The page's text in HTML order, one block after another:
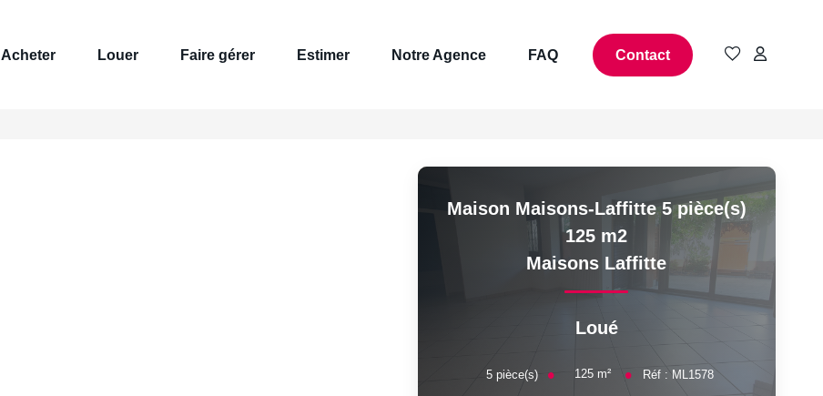
Acheter Louer Faire gérer Estimer Notre Agence FAQ Contact
Maison Maisons-Laffitte 5 pièce(s)
125 m2
Maisons Laffitte
Loué
5pièce(s) 125m² Réf : ML1578